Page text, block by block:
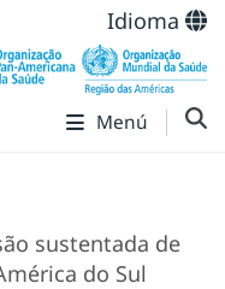
Idioma
Menú
sustentada de
do Sul